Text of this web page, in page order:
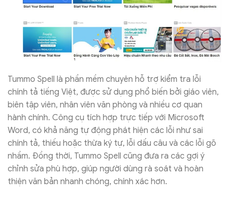
Tummo Spell là phần mềm chuyên hỗ trợ kiểm tra lỗi
chính tả tiếng Việt, được sử dụng phổ biến bởi giáo viên,
biên tập viên, nhân viên văn phòng và nhiều cơ quan
hành chính. Công cụ tích hợp trực tiếp với Microsoft
Word, có khả năng tự động phát hiện các lỗi như sai
chính tả, thiếu hoặc thừa ký tự, lỗi dấu câu và các lỗi gõ
nhầm. Đồng thời, Tummo Spell cũng đưa ra các gợi ý
chỉnh sửa phù hợp, giúp người dùng rà soát và hoàn
thiện văn bản nhanh chóng, chính xác hơn.